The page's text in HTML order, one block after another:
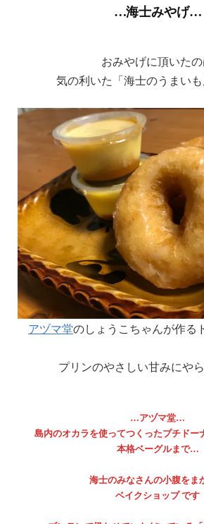
…海士みやげ…
おみやげに頂いた
気の利いた「海士のうまい
アヅマ堂のしょうこちゃんが作る
プリンのやさしい甘みにや
…アヅマ堂…
島内のオカラを使ってつくったプチドー
本格ベーグルまで…
海士のみなさんの小腹をま
ベイクショップ です